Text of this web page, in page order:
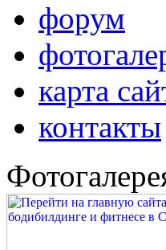
форум
карта
контакты